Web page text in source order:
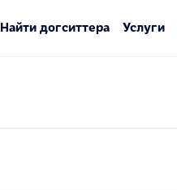
Найти догситтера Услуги